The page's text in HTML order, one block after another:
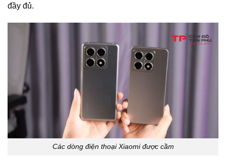
đầy đủ.
Các dòng điện thoại Xiaomi được cầm